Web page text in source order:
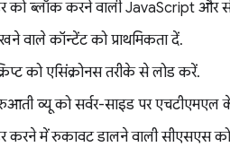
को ब्लॉक करने वाली JavaScript और
वाले कॉन्टेंट को प्राथमिकता दें.
को एसिंक्रोनस तरीके से लोड करें.
व्यू को सर्वर-साइड पर एचटीएमएल
करने में रुकावट डालने वाली सीएसएस